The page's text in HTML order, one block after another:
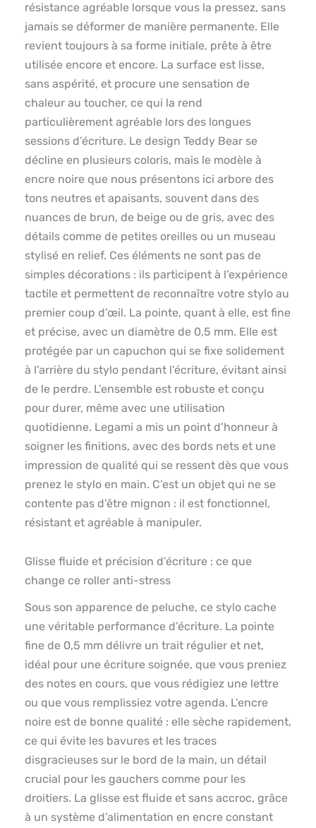
résistance agréable lorsque vous la pressez, sans
jamais se déformer de manière permanente. Elle
revient toujours à sa forme initiale, prête à être
utilisée encore et encore. La surface est lisse,
sans aspérité, et procure une sensation de
chaleur au toucher, ce qui la rend
particulièrement agréable lors des longues
sessions d’écriture. Le design Teddy Bear se
décline en plusieurs coloris, mais le modèle à
encre noire que nous présentons ici arbore des
tons neutres et apaisants, souvent dans des
nuances de brun, de beige ou de gris, avec des
détails comme de petites oreilles ou un museau
stylisé en relief. Ces éléments ne sont pas de
simples décorations : ils participent à l’expérience
tactile et permettent de reconnaître votre stylo au
premier coup d’œil. La pointe, quant à elle, est fine
et précise, avec un diamètre de 0,5 mm. Elle est
protégée par un capuchon qui se fixe solidement
à l’arrière du stylo pendant l’écriture, évitant ainsi
de le perdre. L’ensemble est robuste et conçu
pour durer, même avec une utilisation
quotidienne. Legami a mis un point d’honneur à
soigner les finitions, avec des bords nets et une
impression de qualité qui se ressent dès que vous
prenez le stylo en main. C’est un objet qui ne se
contente pas d’être mignon : il est fonctionnel,
résistant et agréable à manipuler.
Glisse fluide et précision d’écriture : ce que
change ce roller anti-stress
Sous son apparence de peluche, ce stylo cache
une véritable performance d’écriture. La pointe
fine de 0,5 mm délivre un trait régulier et net,
idéal pour une écriture soignée, que vous preniez
des notes en cours, que vous rédigiez une lettre
ou que vous remplissiez votre agenda. L’encre
noire est de bonne qualité : elle sèche rapidement,
ce qui évite les bavures et les traces
disgracieuses sur le bord de la main, un détail
crucial pour les gauchers comme pour les
droitiers. La glisse est fluide et sans accroc, grâce
à un système d’alimentation en encre constant